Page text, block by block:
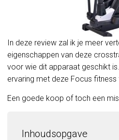
In deze review zal ik je meer
eigenschappen van deze
voor wie dit apparaat geschikt
ervaring met deze Focus
Een goede koop of toch een
Inhoudsopgave